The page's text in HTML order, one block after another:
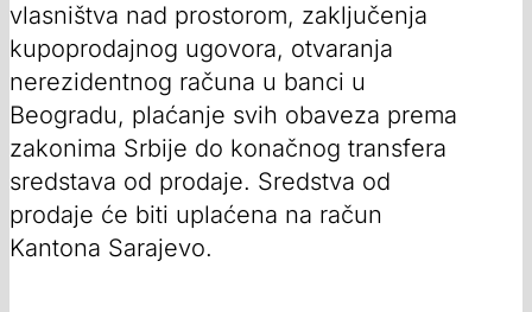
vlasništva nad prostorom, zaključenja
kupoprodajnog ugovora, otvaranja
nerezidentnog računa u banci u
Beogradu, plaćanje svih obaveza prema
zakonima Srbije do konačnog transfera
sredstava od prodaje. Sredstva od
prodaje će biti uplaćena na račun
Kantona Sarajevo.